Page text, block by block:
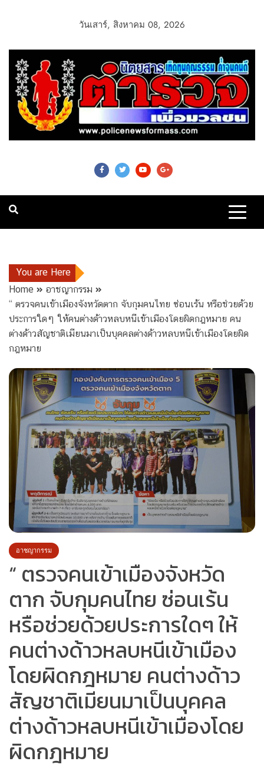
วันเสาร์, สิงหาคม 08, 2026
Police News For
Mass
You are Here
Home
อาชญากรรม
“ ตรวจคนเข้าเมืองจังหวัดตาก จับกุมคนไทย ซ่อนเร้น หรือช่วยด้วย
ประการใดๆ ให้คนต่างด้าวหลบหนีเข้าเมืองโดยผิดกฎหมาย คน
ต่างด้าวสัญชาติเมียนมาเป็นบุคคลต่างด้าวหลบหนีเข้าเมืองโดยผิด
กฎหมาย
อาชญากรรม
“ ตรวจคนเข้าเมืองจังหวัด
ตาก จับกุมคนไทย ซ่อนเร้น
หรือช่วยด้วยประการใดๆ ให้
คนต่างด้าวหลบหนีเข้าเมือง
โดยผิดกฎหมาย คนต่างด้าว
สัญชาติเมียนมาเป็นบุคคล
ต่างด้าวหลบหนีเข้าเมืองโดย
ผิดกฎหมาย